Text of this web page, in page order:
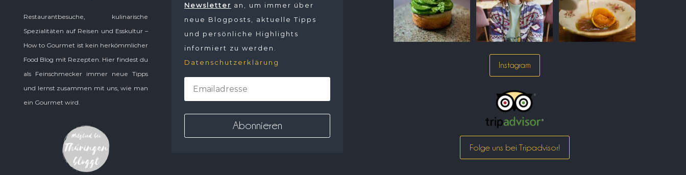
Restaurantbesuche, kulinarische
Spezialitäten auf Reisen und Esskultur –
How to Gourmet ist kein herkömmlicher
Food Blog mit Rezepten. Hier findest du
als Feinschmecker immer neue Tipps
und lernst zusammen mit uns, wie man
ein Gourmet wird.
Newsletter an, um immer über
neue Blogposts, aktuelle Tipps
und persönliche Highlights
informiert zu werden.
Datenschutzerklärung
Instagram
Folge uns bei Tripadvisor!